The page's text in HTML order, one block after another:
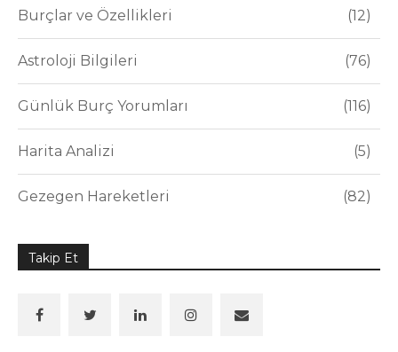
Burçlar ve Özellikleri 12
Astroloji Bilgileri 76
Günlük Burç Yorumları 116
Harita Analizi 5
Gezegen Hareketleri 82
Takip Et